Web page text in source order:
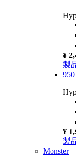
¥
製
950
¥
製
Monster